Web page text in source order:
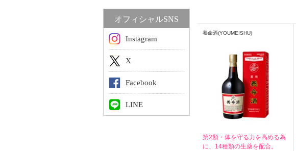
オフィシャルSNS
Instagram
X
Facebook
LINE
養命酒(YOUMEISHU)
第2類・体を守る力を高める為
に、14種類の生薬を配合。